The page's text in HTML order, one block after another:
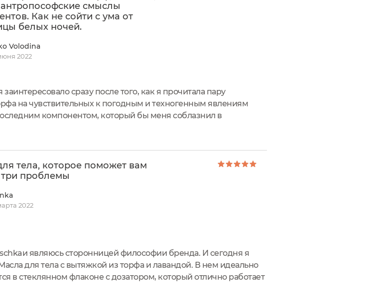
смыслы
Как не сойти с ума от
белых ночей.
Volodina
2022
сразу после того, как я прочитала пару
на чувствительных к погодным и техногенным явлениям
компонентом, который бы меня соблазнил в
тела, которое поможет вам
проблемы
2022
являюсь сторонницей философии бренда. И сегодня я
для тела с вытяжкой из торфа и лавандой. В нем идеально
в стеклянном флаконе с дозатором, который отлично работает